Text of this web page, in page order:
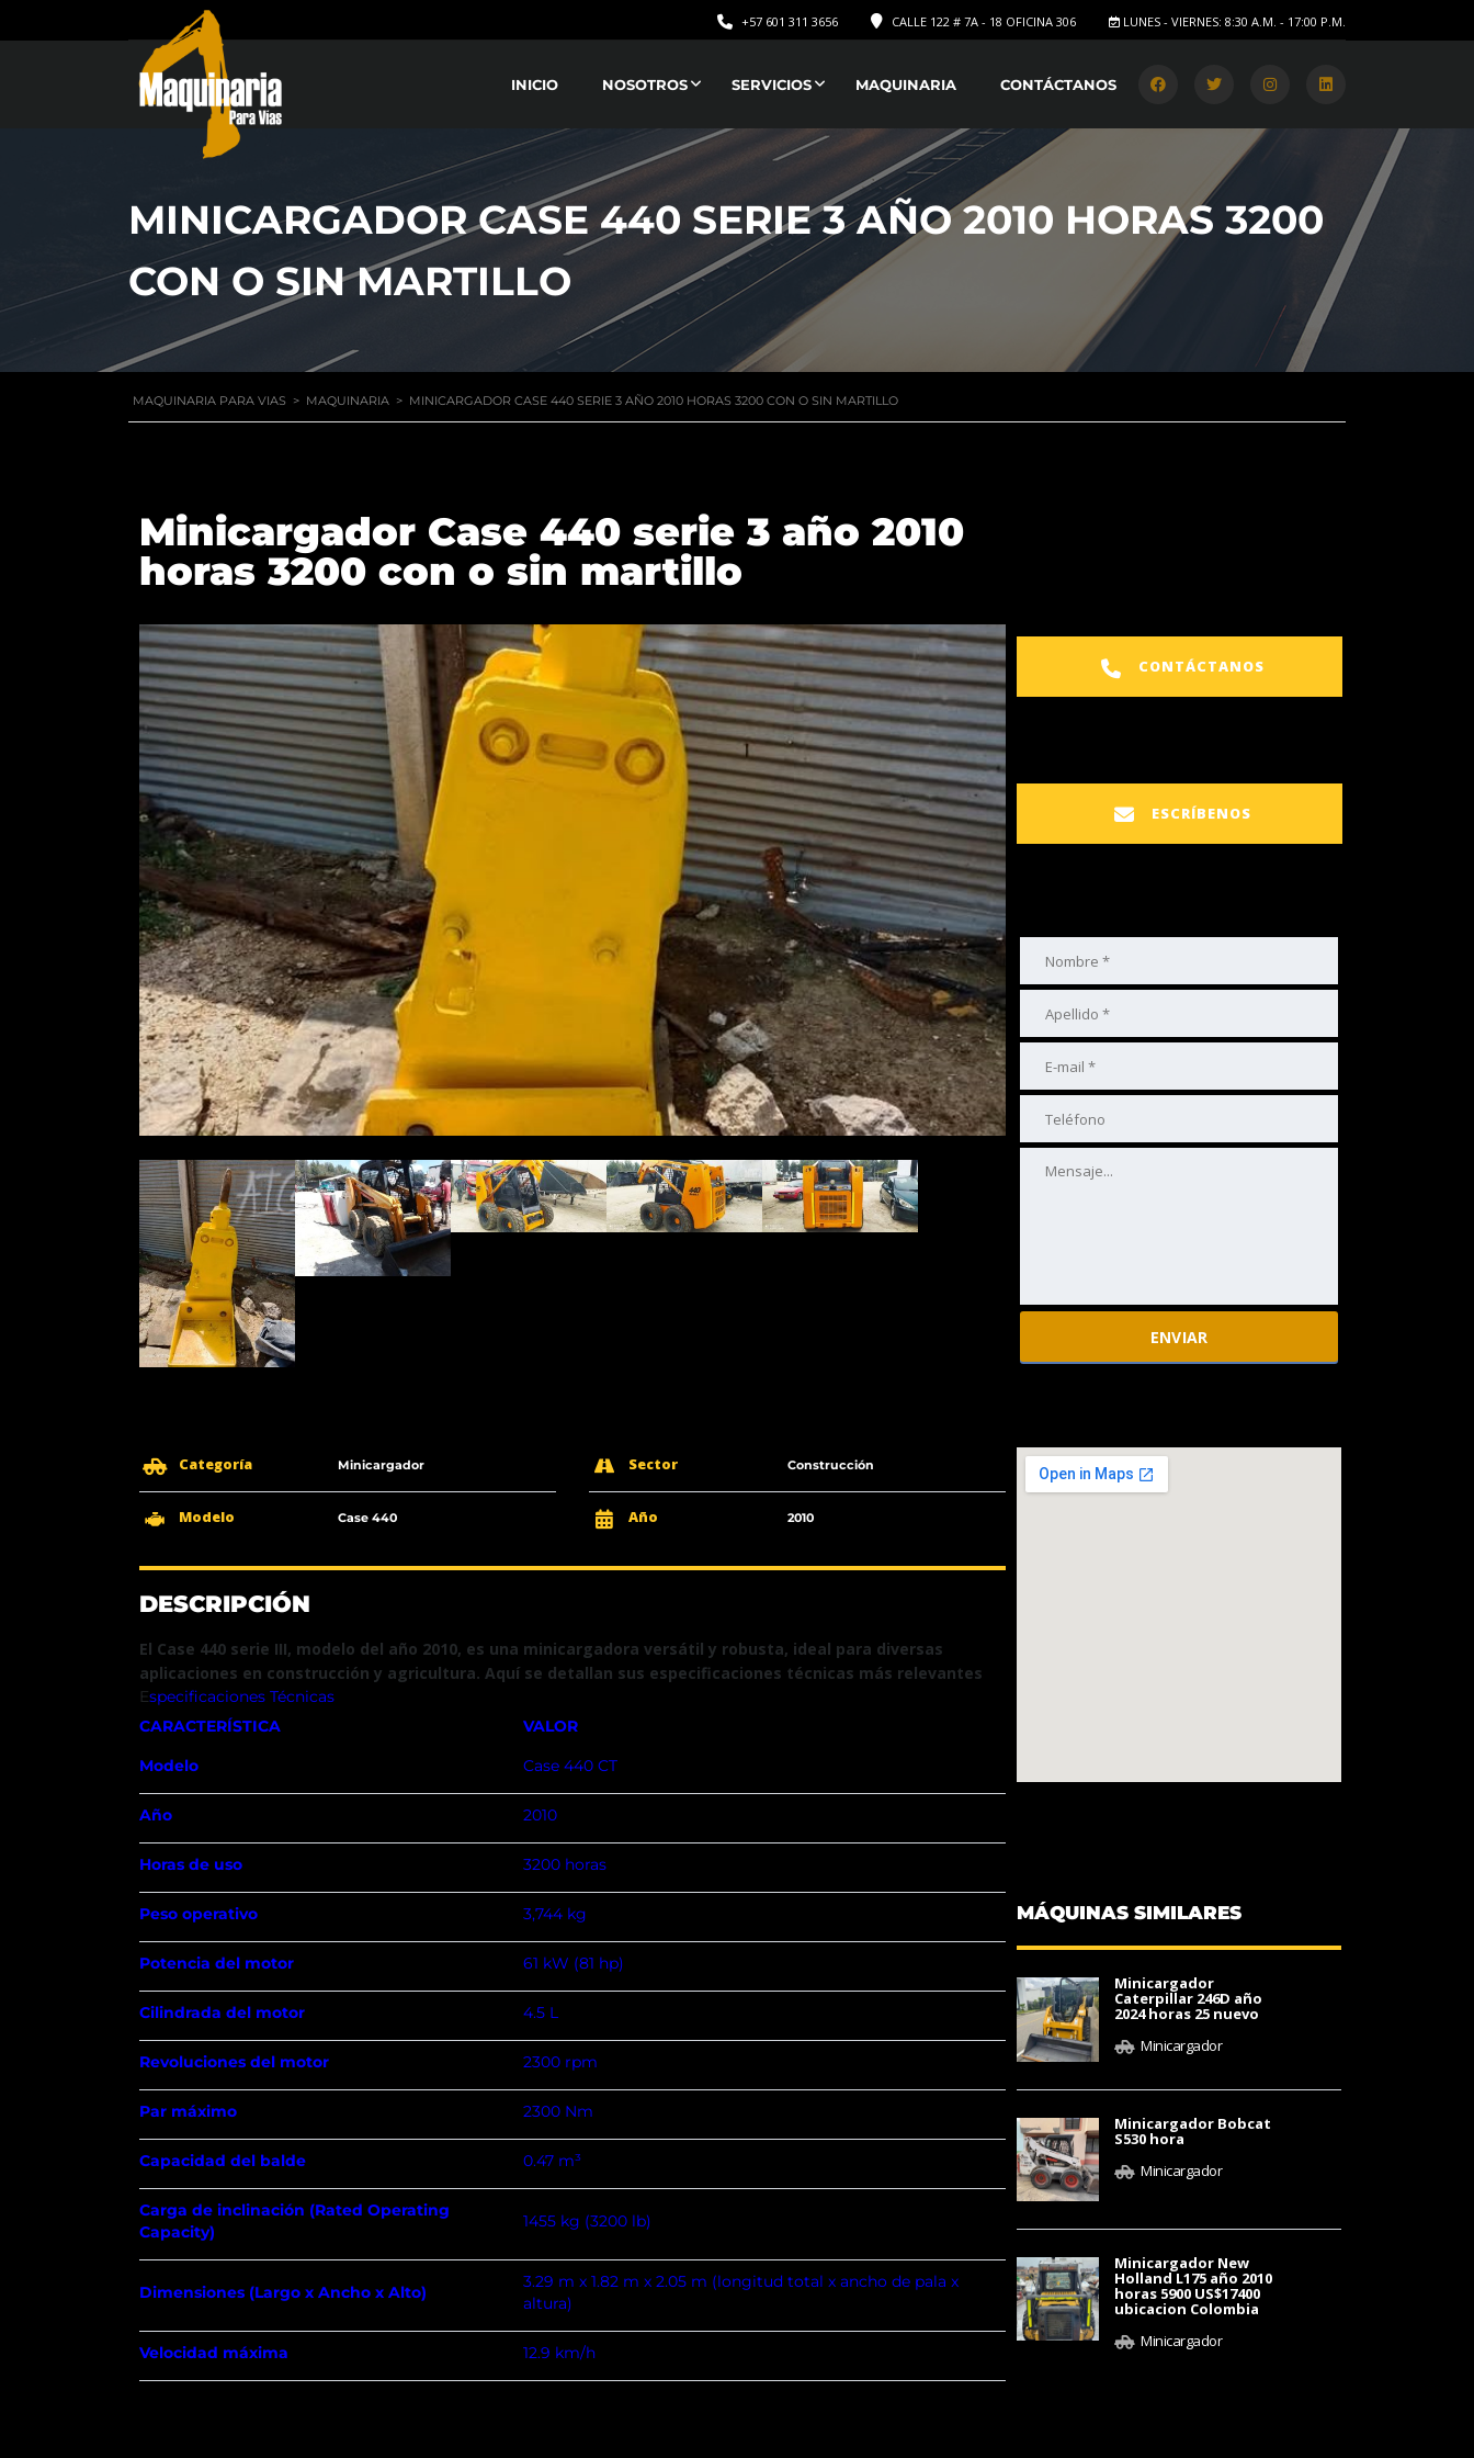
LUNES - VIERNES: 8:30 A.M. - 17:00 P.M.
CALLE 122 # 7A - 18 OFICINA 306
+57 601 311 3656
INICIO NOSOTROS SERVICIOS MAQUINARIA CONTÁCTANOS
MINICARGADOR CASE 440 SERIE 3 AÑO 2010 HORAS 3200
CON O SIN MARTILLO
MAQUINARIA PARA VIAS > MAQUINARIA > MINICARGADOR CASE 440 SERIE 3 AÑO 2010 HORAS 3200 CON O SIN MARTILLO
Minicargador Case 440 serie 3 año 2010
horas 3200 con o sin martillo
Categoría Minicargador Sector Construcción
Modelo Case 440 Año 2010
DESCRIPCIÓN
El Case 440 serie III, modelo del año 2010, es una minicargadora versátil y robusta, ideal para diversas
aplicaciones en construcción y agricultura. Aquí se detallan sus especificaciones técnicas más relevantes
Especificaciones Técnicas
CARACTERÍSTICA
VALOR
Modelo
Case 440 CT
Año 2010
Horas de uso 3200 horas
Peso operativo 3,744 kg
Potencia del motor 61 kW (81 hp)
Cilindrada del motor 4.5 L
Revoluciones del motor 2300 rpm
Par máximo 2300 Nm
Capacidad del balde 0.47 m³
Carga de inclinación (Rated Operating
Capacity)
1455 kg (3200 lb)
Dimensiones (Largo x Ancho x Alto)
3.29 m x 1.82 m x 2.05 m (longitud total x ancho de pala x
altura)
Velocidad máxima 12.9 km/h
CONTÁCTANOS
ESCRÍBENOS
MÁQUINAS SIMILARES
Minicargador
Caterpillar 246D año
2024 horas 25 nuevo
Minicargador
Minicargador Bobcat
S530 hora
Minicargador
Minicargador New
Holland L175 año 2010
horas 5900 US$17400
ubicacion Colombia
Minicargador